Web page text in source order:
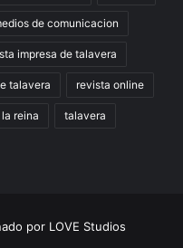
de comunicacion
impresa de talavera
talavera revista online
reina talavera
por LOVE Studios